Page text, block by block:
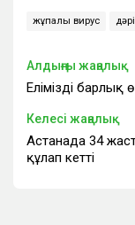
жұқпалы вирус
Алдыңғы жаңалық
Еліміздің барлық
Келесі жаңалық
Астанада 34
құлап кетті